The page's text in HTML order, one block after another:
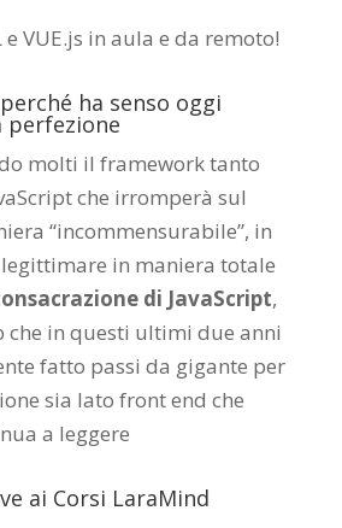
e VUE.js in aula e da remoto!
perché ha senso oggi
perfezione
molti il framework tanto
che irromperà sul
“incommensurabile”, in
in maniera totale
di JavaScript,
che in questi ultimi due anni
fatto passi da gigante per
sia lato front end che
a leggere
ai Corsi LaraMind